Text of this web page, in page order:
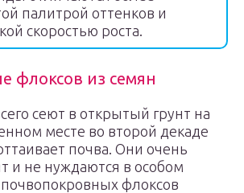
палитрой оттенков и
скоростью роста.
флоксов из семян
сеют в открытый грунт на
месте во второй декаде
почва. Они очень
и не нуждаются в особом
почвопокровных флоксов